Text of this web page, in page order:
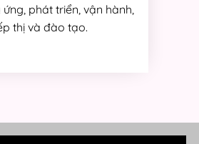
phát triển, vận hành,
thị và đào tạo.